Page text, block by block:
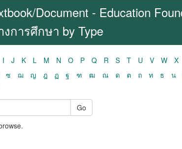
Document - Education
การศึกษา by Type
I J K L M N O P Q R S T U V W X
ซ ฌ ญ ฎ ฏ ฐ ฑ ฒ ณ ด ต ถ ท ธ น
Go